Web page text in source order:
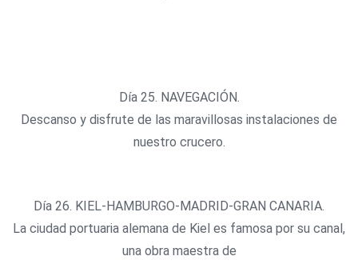
Día 25. NAVEGACIÓN.
Descanso y disfrute de las maravillosas instalaciones de
nuestro crucero.
Día 26. KIEL-HAMBURGO-MADRID-GRAN CANARIA.
La ciudad portuaria alemana de Kiel es famosa por su canal,
una obra maestra de